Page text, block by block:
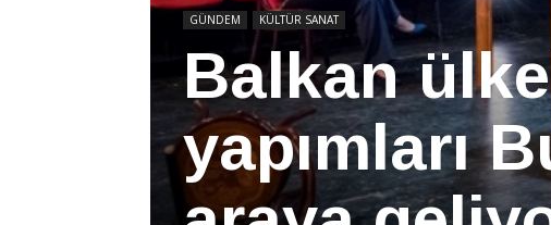
GÜNDEM KÜLTÜR SANAT
Balkan
yapımları